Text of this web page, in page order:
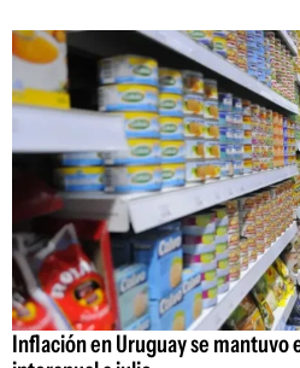
Inflación en Uruguay se mantuvo